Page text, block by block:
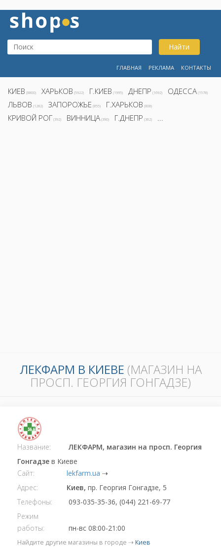
Найти
ГЛАВНАЯ РЕКЛАМА КОНТАКТЫ
КИЕВ (8800) ХАРЬКОВ (5922) Г.КИЕВ (1995) ДНЕПР (1692) ОДЕССА (1578)
ЛЬВОВ (1282) ЗАПОРОЖЬЕ (855) Г.ХАРЬКОВ (808)
КРИВОЙ РОГ (392) ВИННИЦА (390) Г.ДНЕПР (362) ...
ЛЕКФАРМ В КИЕВЕ (МАГАЗИН НА
ПРОСП. ГЕОРГИЯ ГОНГАДЗЕ)
Название:
ЛЕКФАРМ, магазин на просп. Георгия
Гонгадзе в Киеве
Сайт:
lekfarm.ua ⇢
Адрес:
Киев, пр. Георгия Гонгадзе, 5
Телефоны:
093-035-35-36, (044) 221-69-77
Режим
работы:
пн-вс 08:00-21:00
Найдите другие магазины в городе ⇢ Киев